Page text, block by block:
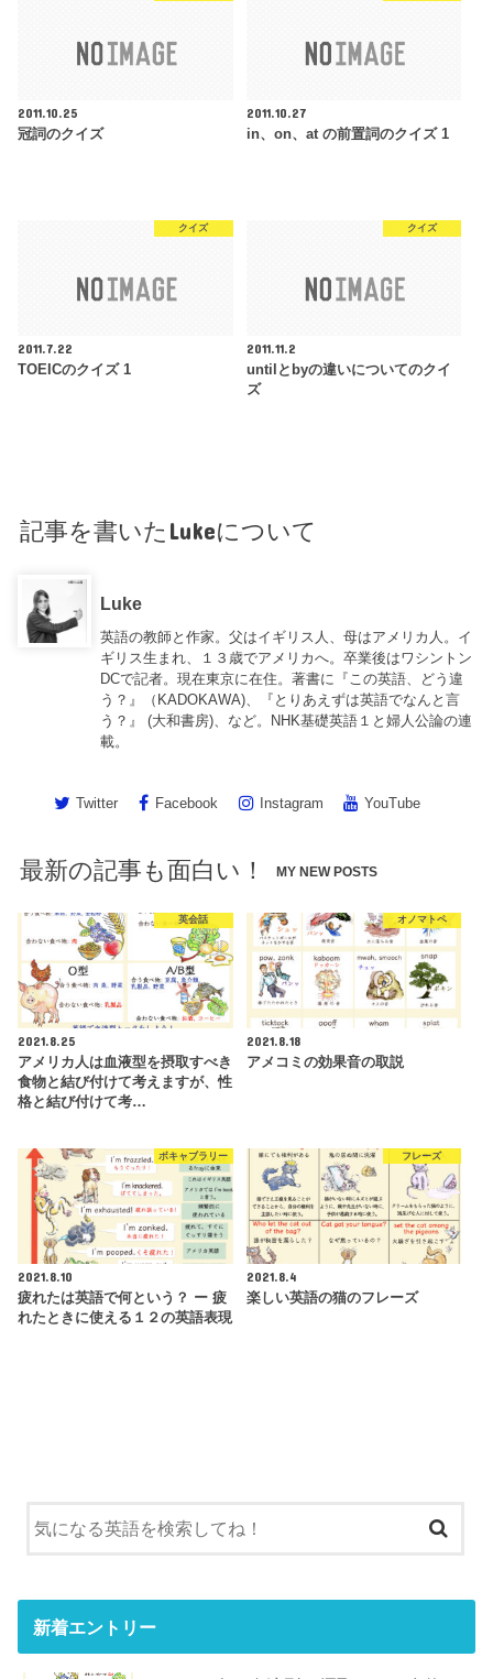
2011.10.25
冠詞のクイズ
2011.10.27
in、on、at の前置詞のクイズ 1
クイズ
2011.7.22
TOEICのクイズ 1
クイズ
2011.11.2
untilとbyの違いについてのクイ
ズ
記事を書いたLukeについて
Luke
英語の教師と作家。父はイギリス人、母はアメリカ人。イ
ギリス生まれ、１３歳でアメリカへ。卒業後はワシントン
DCで記者。現在東京に在住。著書に『この英語、どう違
う？』（KADOKAWA)、『とりあえずは英語でなんと言
う？』 (大和書房)、など。NHK基礎英語１と婦人公論の連
載。
Twitter Facebook Instagram YouTube
最新の記事も面白い！ MY NEW POSTS
英会話
2021.8.25
アメリカ人は血液型を摂取すべき
食物と結び付けて考えますが、性
格と結び付けて考…
オノマトペ
2021.8.18
アメコミの効果音の取説
ボキャブラリー
2021.8.10
疲れたは英語で何という？ ー 疲
れたときに使える１２の英語表現
フレーズ
2021.8.4
楽しい英語の猫のフレーズ
新着エントリー